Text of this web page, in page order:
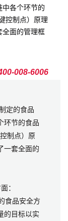
中各个环节的
控制点）原理
全面的管理框
008-6006
定的食品
环节的食品
制点）原
一套全面的
：
食品安全方
的目标以实